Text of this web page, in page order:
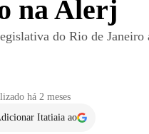
na Alerj
do Rio de
há 2 meses
Itatiaia ao